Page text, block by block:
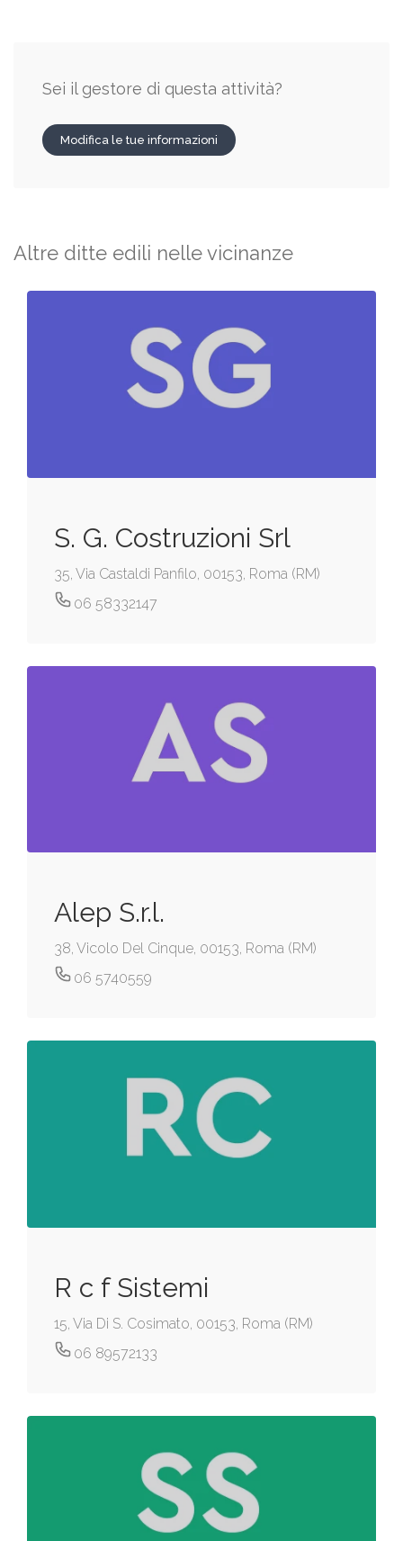
Sei il gestore di questa attività?
Modifica le tue informazioni
Altre ditte edili nelle vicinanze
S. G. Costruzioni Srl
35, Via Castaldi Panfilo, 00153, Roma (RM)
06 58332147
Alep S.r.l.
38, Vicolo Del Cinque, 00153, Roma (RM)
06 5740559
R c f Sistemi
15, Via Di S. Cosimato, 00153, Roma (RM)
06 89572133